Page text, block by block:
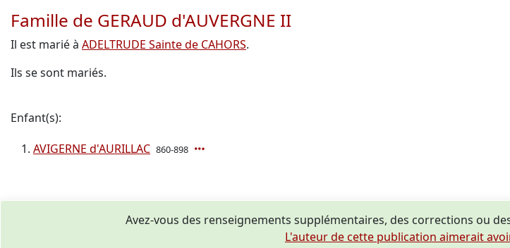
Famille de GERAUD d'AUVERGNE II
Il est marié à ADELTRUDE Sainte de CAHORS.
Ils se sont mariés.
Enfant(s):
AVIGERNE d'AURILLAC 860-898
Avez-vous des renseignements supplémentaires, des corrections ou
L'auteur de cette publication aimerait